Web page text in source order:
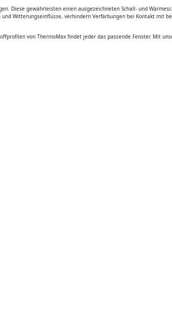
Diese gewährleisten einen ausgezeichneten Schall- und
Witterungseinflüsse, verhindern Verfärbungen bei Kontakt mit
von ThermoMax findet jeder das passende Fenster. Mit